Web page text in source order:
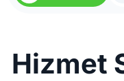
Hizmet